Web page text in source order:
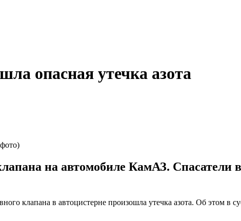
опасная утечка азота
на автомобиле КамАЗ. Спасатели
клапана в автоцистерне произошла утечка азота. Об этом в